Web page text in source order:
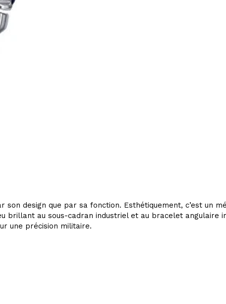
design que par sa fonction. Esthétiquement, c’est un
brillant au sous-cadran industriel et au bracelet angulaire
une précision militaire.